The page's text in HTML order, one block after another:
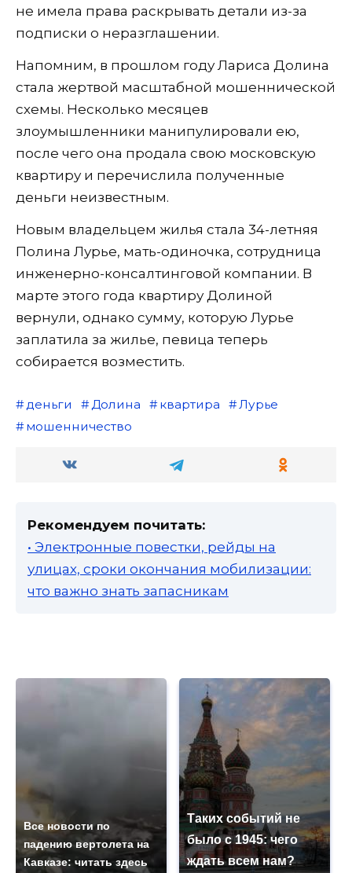
не имела права раскрывать детали из-за
подписки о неразглашении.
Напомним, в прошлом году Лариса Долина
стала жертвой масштабной мошеннической
схемы. Несколько месяцев
злоумышленники манипулировали ею,
после чего она продала свою московскую
квартиру и перечислила полученные
деньги неизвестным.
Новым владельцем жилья стала 34-летняя
Полина Лурье, мать-одиночка, сотрудница
инженерно-консалтинговой компании. В
марте этого года квартиру Долиной
вернули, однако сумму, которую Лурье
заплатила за жилье, певица теперь
собирается возместить.
деньги Долина квартира
Лурье
мошенничество
Рекомендуем почитать:
• Электронные повестки, рейды на
улицах, сроки окончания мобилизации:
что важно знать запасникам
Все новости по
падению вертолета на
Кавказе: читать здесь
Таких событий не
было с 1945: чего
ждать всем нам?